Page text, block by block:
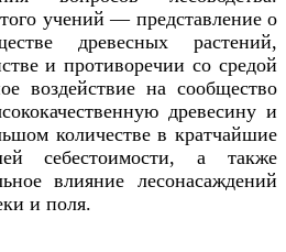
учений — представление о
древесных растений,
и противоречии со средой
воздействие на сообщество
древесину и
количестве в кратчайшие
себестоимости, а также
влияние лесонасаждений
и поля.